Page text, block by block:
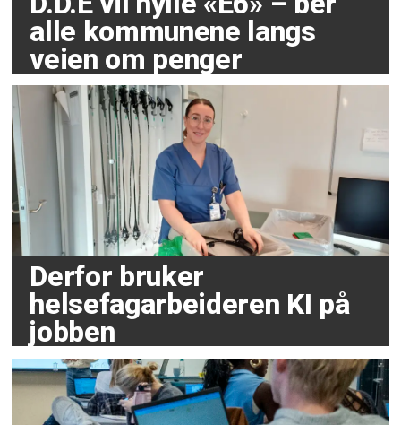
alle kommunene langs
veien om penger
Derfor bruker
helsefagarbeideren KI på
jobben